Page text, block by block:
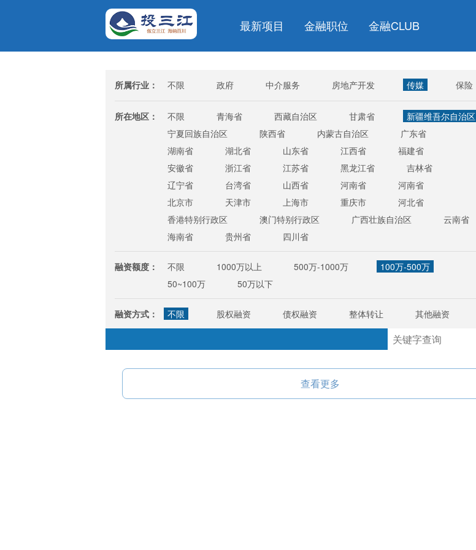
最新项目 金融职位 金融CLUB
所属行业： 不限 政府 中介服务 房地产开发 传媒
保险
所在地区：
不限 青海省 西藏自治区 甘肃省
新疆维吾尔自治区
宁夏回族自治区
陕西省 内蒙古自治区
广东省
湖南省
湖北省 山东省 江西省
福建省
安徽省
浙江省 江苏省 黑龙江省
吉林省
辽宁省
台湾省 山西省 河南省
河南省
北京市
天津市 上海市 重庆市
河北省
香港特别行政区
澳门特别行政区 广西壮族自治区
云南省
海南省
贵州省 四川省
融资额度： 不限 1000万以上 500万-1000万
100万-500万
50~100万
50万以下
融资方式： 不限 股权融资 债权融资 整体转让 其他融资
查看更多